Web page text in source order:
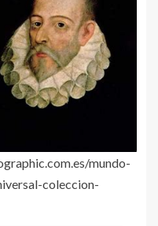
mundo-
coleccion-